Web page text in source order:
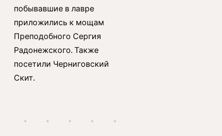
побывавшие в лавре
приложились к мощам
Преподобного Сергия
Радонежского. Также
посетили Черниговский
Скит.